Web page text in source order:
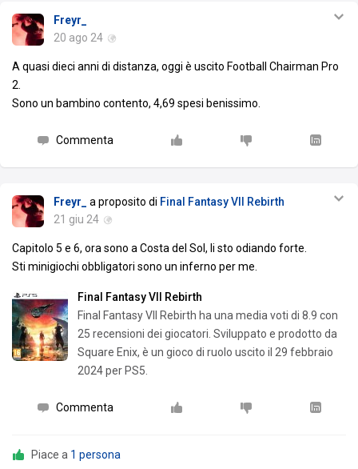
Freyr_
20 ago 24
A quasi dieci anni di distanza, oggi è uscito Football Chairman Pro
2.
Sono un bambino contento, 4,69 spesi benissimo.
Commenta
Freyr_ a proposito di Final Fantasy VII Rebirth
21 giu 24
Capitolo 5 e 6, ora sono a Costa del Sol, li sto odiando forte.
Sti minigiochi obbligatori sono un inferno per me.
Final Fantasy VII Rebirth
Final Fantasy VII Rebirth ha una media voti di 8.9 con
25 recensioni dei giocatori. Sviluppato e prodotto da
Square Enix, è un gioco di ruolo uscito il 29 febbraio
2024 per PS5.
Commenta
Piace a 1 persona